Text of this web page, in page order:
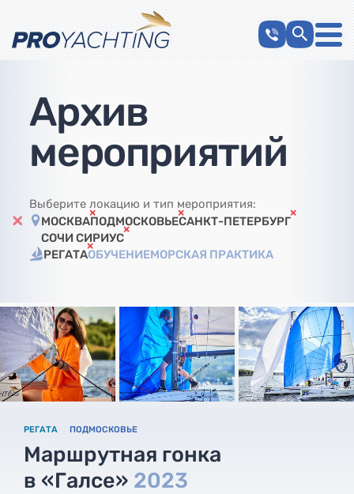
Архив
мероприятий
Выберите локацию и тип мероприятия:
МОСКВАПОДМОСКОВЬЕСАНКТ-ПЕТЕРБУРГ
СОЧИ СИРИУС
РЕГАТАОБУЧЕНИЕМОРСКАЯ ПРАКТИКА
РЕГАТА ПОДМОСКОВЬЕ
Маршрутная гонка
в «Галсе» 2023